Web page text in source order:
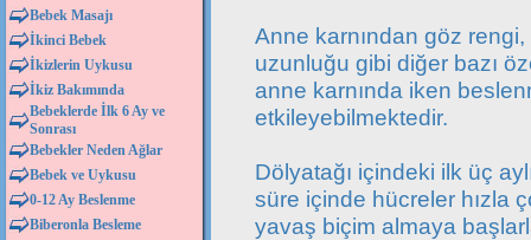
Bebek Masajı
İkinci Bebek
İkizlerin Uykusu
İkiz Bakımında
Bebeklerde İlk 6 Ay ve
Sonrası
Bebekler Neden Ağlar
Bebek ve Uykusu
0-12 Ay Beslenme
Biberonla Besleme
Anne karnından göz
uzunluğu gibi diğer bazı
anne karnında iken
etkileyebilmektedir.
Dölyatağı içindeki ilk üç
süre içinde hücreler hızla
yavaş biçim almaya